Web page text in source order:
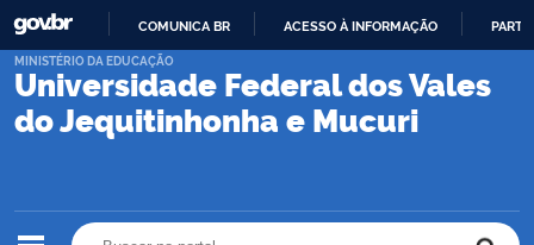
PARA
CONTEÚDO
COMUNICA BR ACESSO À INFORMAÇÃO
Universidade Federal dos Vales
do Jequitinhonha e Mucuri
MINISTÉRIO DA EDUCAÇÃO